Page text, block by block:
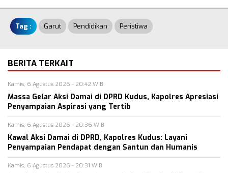
Tag : Garut Pendidikan Peristiwa
BERITA TERKAIT
Kamis, 6 Agustus 2026 - 20:42 WIB
Massa Gelar Aksi Damai di DPRD Kudus, Kapolres Apresiasi
Penyampaian Aspirasi yang Tertib
Kamis, 6 Agustus 2026 - 20:36 WIB
Kawal Aksi Damai di DPRD, Kapolres Kudus: Layani
Penyampaian Pendapat dengan Santun dan Humanis
Kamis, 6 Agustus 2026 - 20:31 WIB